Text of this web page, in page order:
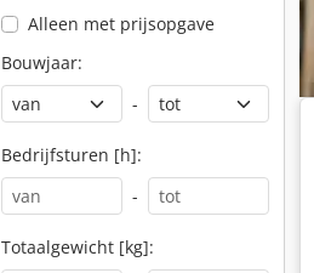
Alleen met prijsopgave
Bouwjaar:
-
Bedrijfsturen [h]:
-
Totaalgewicht [kg]: